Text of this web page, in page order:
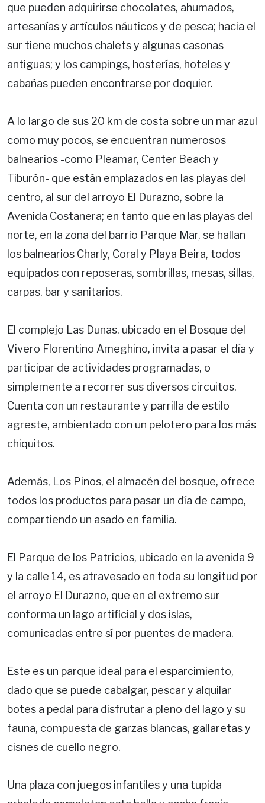
que pueden adquirirse chocolates, ahumados,
artesanías y artículos náuticos y de pesca; hacia el
sur tiene muchos chalets y algunas casonas
antiguas; y los campings, hosterías, hoteles y
cabañas pueden encontrarse por doquier.
A lo largo de sus 20 km de costa sobre un mar azul
como muy pocos, se encuentran numerosos
balnearios -como Pleamar, Center Beach y
Tiburón- que están emplazados en las playas del
centro, al sur del arroyo El Durazno, sobre la
Avenida Costanera; en tanto que en las playas del
norte, en la zona del barrio Parque Mar, se hallan
los balnearios Charly, Coral y Playa Beira, todos
equipados con reposeras, sombrillas, mesas, sillas,
carpas, bar y sanitarios.
El complejo Las Dunas, ubicado en el Bosque del
Vivero Florentino Ameghino, invita a pasar el día y
participar de actividades programadas, o
simplemente a recorrer sus diversos circuitos.
Cuenta con un restaurante y parrilla de estilo
agreste, ambientado con un pelotero para los más
chiquitos.
Además, Los Pinos, el almacén del bosque, ofrece
todos los productos para pasar un día de campo,
compartiendo un asado en familia.
El Parque de los Patricios, ubicado en la avenida 9
y la calle 14, es atravesado en toda su longitud por
el arroyo El Durazno, que en el extremo sur
conforma un lago artificial y dos islas,
comunicadas entre sí por puentes de madera.
Este es un parque ideal para el esparcimiento,
dado que se puede cabalgar, pescar y alquilar
botes a pedal para disfrutar a pleno del lago y su
fauna, compuesta de garzas blancas, gallaretas y
cisnes de cuello negro.
Una plaza con juegos infantiles y una tupida